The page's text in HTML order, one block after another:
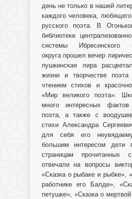
день не только в нашей
каждого человека,
русского поэта. В
библиотеке
системы Ибресинского
округа прошел вечер
пушкинская лира
жизни и творчестве поэта
чтением стихов и
«Мир великого поэта».
много интересных
поэта, а также с
стихи Александра
для себя его
большим интересом дети
страницам прочитанных
отвечали на вопросы
«Сказка о рыбаке и рыбке»,
работнике его Балде»,
петушке», «Сказка о